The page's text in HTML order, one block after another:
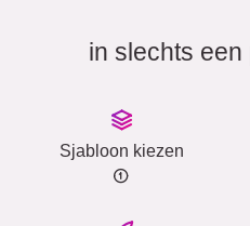
in slechts
Sjabloon kiezen